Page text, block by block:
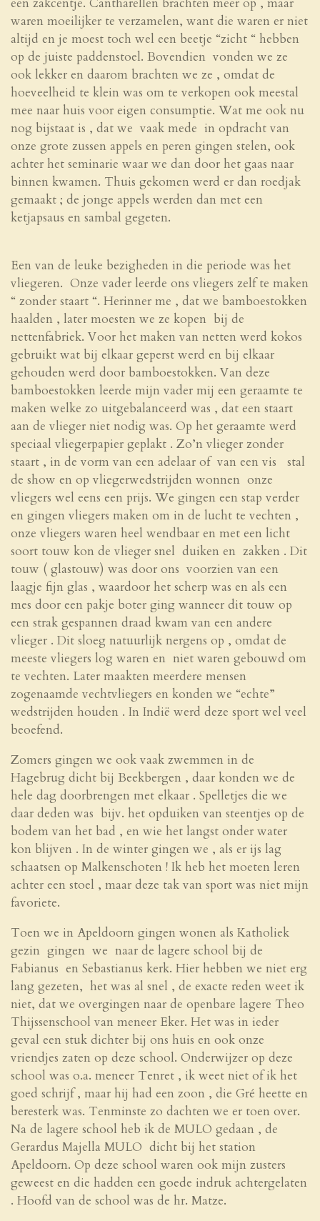
waren moeilijker te verzamelen, want die waren er niet
altijd en je moest toch wel een beetje “zicht “ hebben
op de juiste paddenstoel. Bovendien vonden we ze
ook lekker en daarom brachten we ze , omdat de
hoeveelheid te klein was om te verkopen ook meestal
mee naar huis voor eigen consumptie. Wat me ook nu
nog bijstaat is , dat we vaak mede in opdracht van
onze grote zussen appels en peren gingen stelen, ook
achter het seminarie waar we dan door het gaas naar
binnen kwamen. Thuis gekomen werd er dan roedjak
gemaakt ; de jonge appels werden dan met een
ketjapsaus en sambal gegeten.
Een van de leuke bezigheden in die periode was het
vliegeren. Onze vader leerde ons vliegers zelf te maken
“ zonder staart “. Herinner me , dat we bamboestokken
haalden , later moesten we ze kopen bij de
nettenfabriek. Voor het maken van netten werd kokos
gebruikt wat bij elkaar geperst werd en bij elkaar
gehouden werd door bamboestokken. Van deze
bamboestokken leerde mijn vader mij een geraamte te
maken welke zo uitgebalanceerd was , dat een staart
aan de vlieger niet nodig was. Op het geraamte werd
speciaal vliegerpapier geplakt . Zo’n vlieger zonder
staart , in de vorm van een adelaar of van een vis stal
de show en op vliegerwedstrijden wonnen onze
vliegers wel eens een prijs. We gingen een stap verder
en gingen vliegers maken om in de lucht te vechten ,
onze vliegers waren heel wendbaar en met een licht
soort touw kon de vlieger snel duiken en zakken . Dit
touw ( glastouw) was door ons voorzien van een
laagje fijn glas , waardoor het scherp was en als een
mes door een pakje boter ging wanneer dit touw op
een strak gespannen draad kwam van een andere
vlieger . Dit sloeg natuurlijk nergens op , omdat de
meeste vliegers log waren en niet waren gebouwd om
te vechten. Later maakten meerdere mensen
zogenaamde vechtvliegers en konden we “echte”
wedstrijden houden . In Indië werd deze sport wel veel
beoefend.
Zomers gingen we ook vaak zwemmen in de
Hagebrug dicht bij Beekbergen , daar konden we de
hele dag doorbrengen met elkaar . Spelletjes die we
daar deden was bijv. het opduiken van steentjes op de
bodem van het bad , en wie het langst onder water
kon blijven . In de winter gingen we , als er ijs lag
schaatsen op Malkenschoten ! Ik heb het moeten leren
achter een stoel , maar deze tak van sport was niet mijn
favoriete.
Toen we in Apeldoorn gingen wonen als Katholiek
gezin gingen we naar de lagere school bij de
Fabianus en Sebastianus kerk. Hier hebben we niet erg
lang gezeten, het was al snel , de exacte reden weet ik
niet, dat we overgingen naar de openbare lagere Theo
Thijssenschool van meneer Eker. Het was in ieder
geval een stuk dichter bij ons huis en ook onze
vriendjes zaten op deze school. Onderwijzer op deze
school was o.a. meneer Tenret , ik weet niet of ik het
goed schrijf , maar hij had een zoon , die Gré heette en
beresterk was. Tenminste zo dachten we er toen over.
Na de lagere school heb ik de MULO gedaan , de
Gerardus Majella MULO dicht bij het station
Apeldoorn. Op deze school waren ook mijn zusters
geweest en die hadden een goede indruk achtergelaten
. Hoofd van de school was de hr. Matze.